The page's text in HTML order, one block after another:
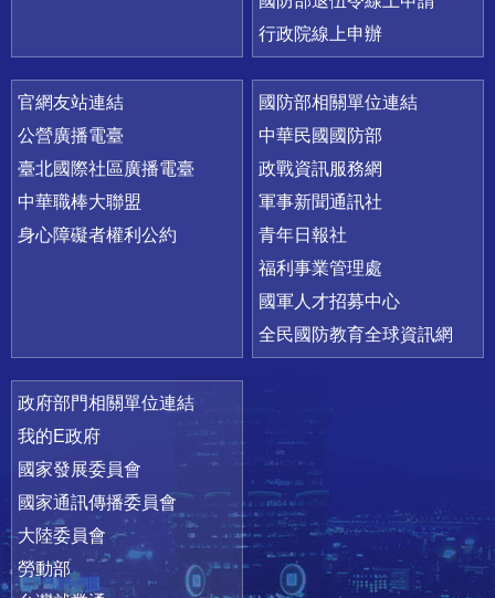
行政院線上申辦
官網友站連結
公營廣播電臺
臺北國際社區廣播電臺
中華職棒大聯盟
身心障礙者權利公約
國防部相關單位連結
中華民國國防部
政戰資訊服務網
軍事新聞通訊社
青年日報社
福利事業管理處
國軍人才招募中心
全民國防教育全球資訊網
政府部門相關單位連結
我的E政府
國家發展委員會
國家通訊傳播委員會
大陸委員會
勞動部